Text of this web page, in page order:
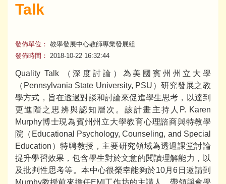
Talk
發佈單位： 教學發展中心教師專業發展組
發佈時間：
2018-10-22 16:32:44
Quality Talk （深度討論）為美國賓州州立大學
（Pennsylvania State University, PSU）研究發展之教
學方式，旨在透過對談和討論來促進學生思考，以達到
更進階之思辨與認知層次。該計畫主持人P. Karen
Murphy博士現為賓州州立大學教育心理諮商與特教學
院（Educational Psychology, Counseling, and Special
Education）特聘教授，主要研究領域為透過課堂討論
提升學習效果，包含學生對於文意的閱讀理解能力，以
及批判性思考等。本中心很榮幸能夠於10月6日邀請到
Murphy教授前來擔任EMI工作坊的主講人，帶領與會學